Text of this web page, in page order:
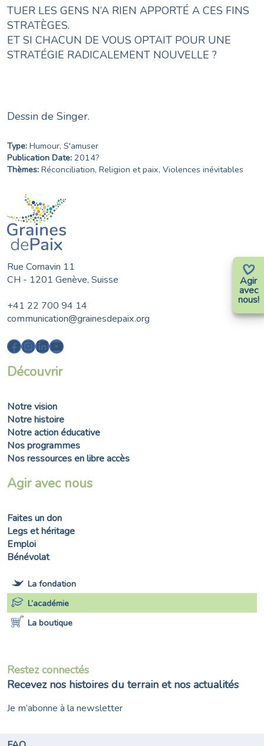
Agir
avec
nous!
TUER LES GENS N’A RIEN APPORTÉ A CES FINS
STRATÈGES.
ET SI CHACUN DE VOUS OPTAIT POUR UNE
STRATÉGIE RADICALEMENT NOUVELLE ?
Dessin de Singer.
Type: Humour, S'amuser
Publication Date: 2014?
Thèmes: Réconciliation, Religion et paix, Violences inévitables
Rue Cornavin 11
CH - 1201 Genève, Suisse
+41 22 700 94 14
communication@grainesdepaix.org
Facebook
Instagram
LinkedIn
YouTube
Découvrir
Notre vision
Notre histoire
Notre action éducative
Nos programmes
Nos ressources en libre accès
Agir avec nous
Faites un don
Legs et héritage
Emploi
Bénévolat
La fondation
L’académie
La boutique
Restez connectés
Recevez nos histoires du terrain et nos actualités
Je m’abonne à la newsletter